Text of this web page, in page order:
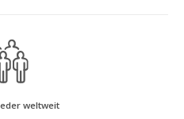
weltweit